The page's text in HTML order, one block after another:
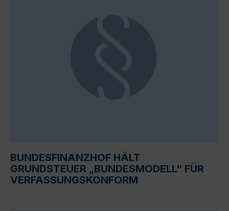
BUNDESFINANZHOF HÄLT
GRUNDSTEUER „BUNDESMODELL“ FÜR
VERFASSUNGSKONFORM